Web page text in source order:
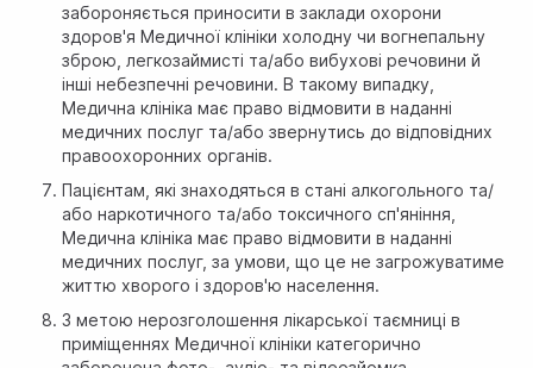
забороняється приносити в заклади охорони
здоров'я Медичної клініки холодну чи вогнепальну
зброю, легкозаймисті та/або вибухові речовини й
інші небезпечні речовини. В такому випадку,
Медична клініка має право відмовити в наданні
медичних послуг та/або звернутись до відповідних
правоохоронних органів.
Пацієнтам, які знаходяться в стані алкогольного та/
або наркотичного та/або токсичного сп'яніння,
Медична клініка має право відмовити в наданні
медичних послуг, за умови, що це не загрожуватиме
життю хворого і здоров'ю населення.
З метою нерозголошення лікарської таємниці в
приміщеннях Медичної клініки категорично